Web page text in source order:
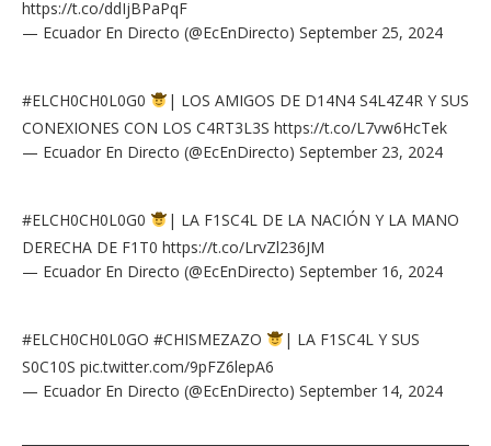
https://t.co/ddIjBPaPqF
— Ecuador En Directo (@EcEnDirecto) September 25, 2024
#ELCH0CH0L0G0
| LOS AMIGOS DE D14N4 S4L4Z4R Y SUS
CONEXIONES CON LOS C4RT3L3S https://t.co/L7vw6HcTek
— Ecuador En Directo (@EcEnDirecto) September 23, 2024
#ELCH0CH0L0G0
| LA F1SC4L DE LA NACIÓN Y LA MANO
DERECHA DE F1T0 https://t.co/LrvZl236JM
— Ecuador En Directo (@EcEnDirecto) September 16, 2024
#ELCH0CH0L0GO #CHISMEZAZO
| LA F1SC4L Y SUS
S0C10S pic.twitter.com/9pFZ6lepA6
— Ecuador En Directo (@EcEnDirecto) September 14, 2024